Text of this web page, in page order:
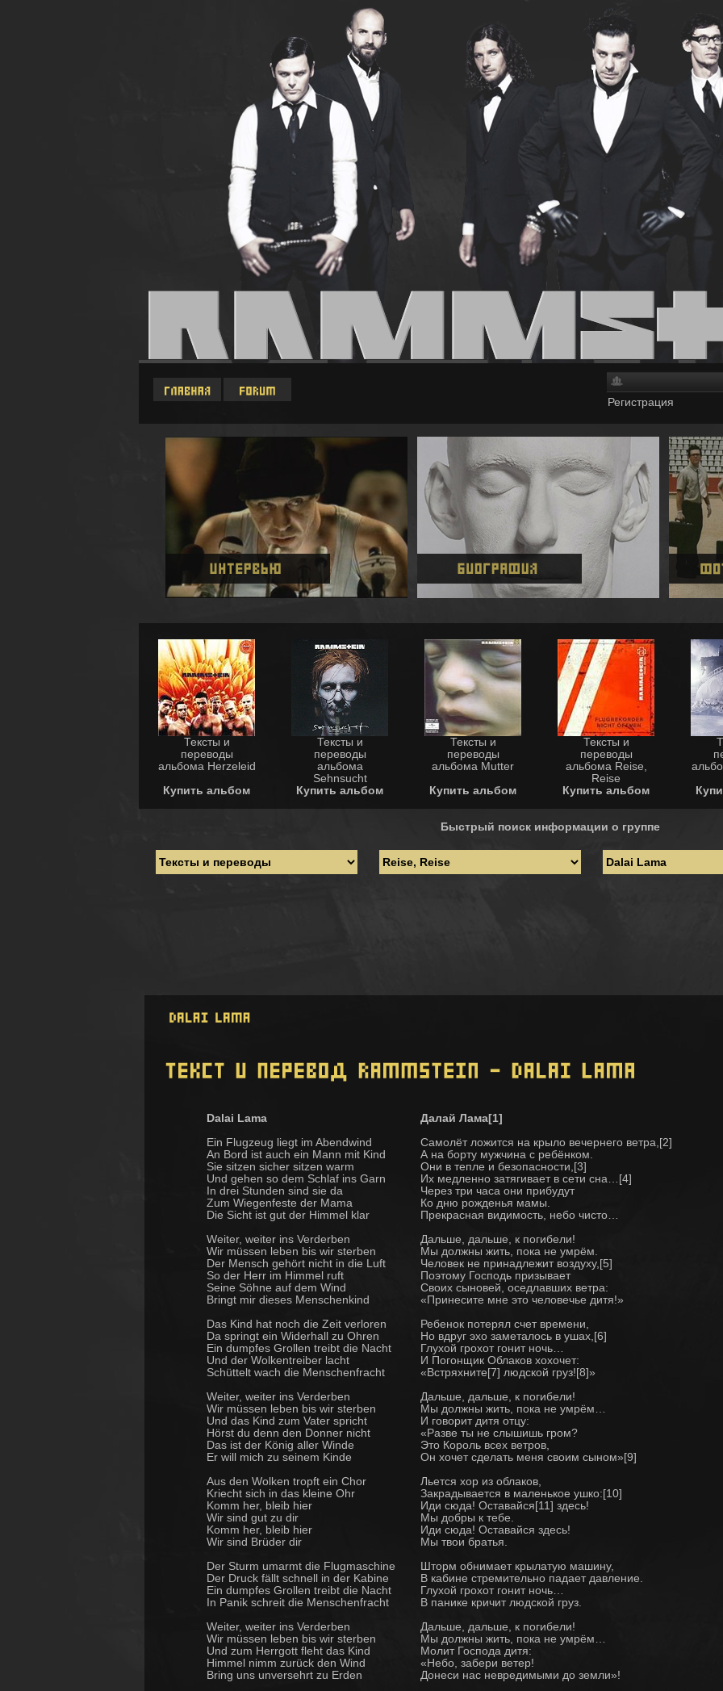
Регистрация
Тексты и
переводы
альбома Herzeleid
Купить альбом
Тексты и
переводы
альбома
Sehnsucht
Купить альбом
Тексты и
переводы
альбома Mutter
Купить альбом
Тексты и
переводы
альбома Reise,
Reise
Купить альбом
Быстрый поиск информации о группе
Dalai Lama
Ein Flugzeug liegt im Abendwind
An Bord ist auch ein Mann mit Kind
Sie sitzen sicher sitzen warm
Und gehen so dem Schlaf ins Garn
In drei Stunden sind sie da
Zum Wiegenfeste der Mama
Die Sicht ist gut der Himmel klar
Weiter, weiter ins Verderben
Wir müssen leben bis wir sterben
Der Mensch gehört nicht in die Luft
So der Herr im Himmel ruft
Seine Söhne auf dem Wind
Bringt mir dieses Menschenkind
Das Kind hat noch die Zeit verloren
Da springt ein Widerhall zu Ohren
Ein dumpfes Grollen treibt die Nacht
Und der Wolkentreiber lacht
Schüttelt wach die Menschenfracht
Weiter, weiter ins Verderben
Wir müssen leben bis wir sterben
Und das Kind zum Vater spricht
Hörst du denn den Donner nicht
Das ist der König aller Winde
Er will mich zu seinem Kinde
Aus den Wolken tropft ein Chor
Kriecht sich in das kleine Ohr
Komm her, bleib hier
Wir sind gut zu dir
Komm her, bleib hier
Wir sind Brüder dir
Der Sturm umarmt die Flugmaschine
Der Druck fällt schnell in der Kabine
Ein dumpfes Grollen treibt die Nacht
In Panik schreit die Menschenfracht
Weiter, weiter ins Verderben
Wir müssen leben bis wir sterben
Und zum Herrgott fleht das Kind
Himmel nimm zurück den Wind
Bring uns unversehrt zu Erden
Далай Лама[1]
Самолёт ложится на крыло вечернего ветра,[2]
А на борту мужчина с ребёнком.
Они в тепле и безопасности,[3]
Их медленно затягивает в сети сна…[4]
Через три часа они прибудут
Ко дню рожденья мамы.
Прекрасная видимость, небо чисто…
Дальше, дальше, к погибели!
Мы должны жить, пока не умрём.
Человек не принадлежит воздуху,[5]
Поэтому Господь призывает
Своих сыновей, оседлавших ветра:
«Принесите мне это человечье дитя!»
Ребенок потерял счет времени,
Но вдруг эхо заметалось в ушах,[6]
Глухой грохот гонит ночь…
И Погонщик Облаков хохочет:
«Встряхните[7] людской груз![8]»
Дальше, дальше, к погибели!
Мы должны жить, пока не умрём…
И говорит дитя отцу:
«Разве ты не слышишь гром?
Это Король всех ветров,
Он хочет сделать меня своим сыном»[9]
Льется хор из облаков,
Закрадывается в маленькое ушко:[10]
Иди сюда! Оставайся[11] здесь!
Мы добры к тебе.
Иди сюда! Оставайся здесь!
Мы твои братья.
Шторм обнимает крылатую машину,
В кабине стремительно падает давление.
Глухой грохот гонит ночь…
В панике кричит людской груз.
Дальше, дальше, к погибели!
Мы должны жить, пока не умрём…
Молит Господа дитя:
«Небо, забери ветер!
Донеси нас невредимыми до земли»!